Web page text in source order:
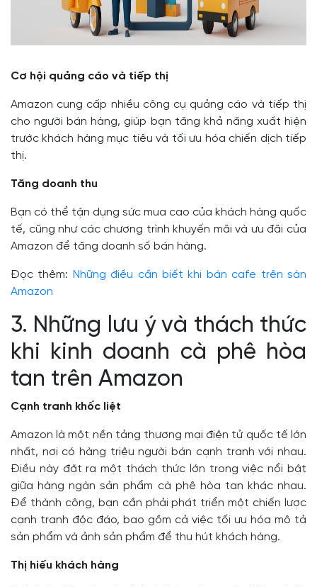
Cơ hội quảng cáo và tiếp thị
Amazon cung cấp nhiều công cụ quảng cáo và tiếp thị
cho người bán hàng, giúp bạn tăng khả năng xuất hiện
trước khách hàng mục tiêu và tối ưu hóa chiến dịch tiếp
thị.
Tăng doanh thu
Bạn có thể tận dụng sức mua cao của khách hàng quốc
tế, cũng như các chương trình khuyến mãi và ưu đãi của
Amazon để tăng doanh số bán hàng.
Đọc thêm: Những điều cần biết khi bán cafe trên sàn
Amazon
3. Những lưu ý và thách thức
khi kinh doanh cà phê hòa
tan trên Amazon
Cạnh tranh khốc liệt
Amazon là một nền tảng thương mại điện tử quốc tế lớn
nhất, nơi có hàng triệu người bán cạnh tranh với nhau.
Điều này đặt ra một thách thức lớn trong việc nổi bật
giữa hàng ngàn sản phẩm cà phê hòa tan khác nhau.
Để thành công, bạn cần phải phát triển một chiến lược
cạnh tranh độc đáo, bao gồm cả việc tối ưu hóa mô tả
sản phẩm và ảnh sản phẩm để thu hút khách hàng.
Thị hiếu khách hàng